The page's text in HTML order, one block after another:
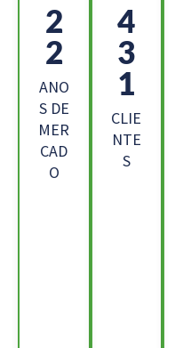
2
5
ANO
S DE
MER
CAD
O
4
8
8
CLIE
NTE
S